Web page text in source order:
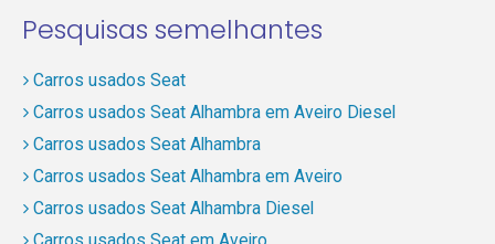
Pesquisas semelhantes
Carros usados Seat
Carros usados Seat Alhambra em Aveiro Diesel
Carros usados Seat Alhambra
Carros usados Seat Alhambra em Aveiro
Carros usados Seat Alhambra Diesel